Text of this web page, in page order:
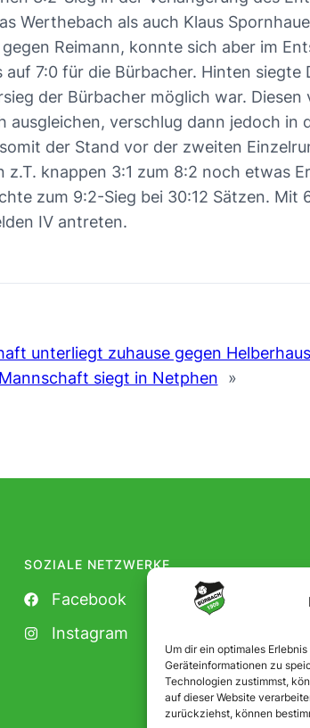
Um dir ein optimales
Geräteinformationen zu
Technologien zustimmst,
auf dieser Website
zurückziehst, können
als auch Klaus
Reimann, konnte sich aber im
7:0 für die Bürbacher. Hinten siegte
der Bürbacher möglich war.
verschlug dann jedoch in
der Stand vor der zweiten
knappen 3:1 zum 8:2 noch etwas
zum 9:2-Sieg bei 30:12 Sätzen. Mit
IV antreten.
unterliegt zuhause gegen
siegt in Netphen »
SOZIALE NETZWERKE
Facebook
Instagram